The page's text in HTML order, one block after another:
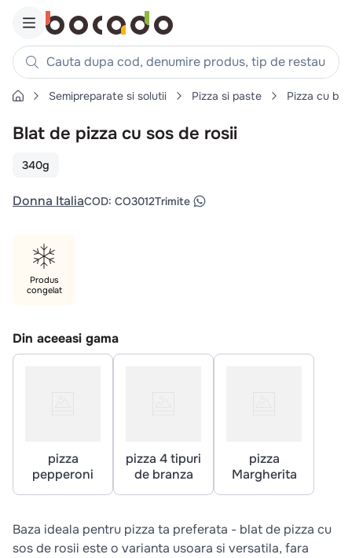
Cauta dupa cod, denumire produs, tip de restaurant,
Căutări populare
1. cartofi
. piept pui
4. chifle
coaste
ceafa
9. croissant
10.pizza
Semipreparate si solutii Pizza si paste Pizza cu
Blat de pizza cu sos de rosii
340g
Donna ItaliaCOD: CO3012Trimite
Produs
congelat
Din aceeasi gama
pizza
pepperoni
pizza 4 tipuri
de branza
pizza
Margherita
Baza ideala pentru pizza ta preferata - blat de pizza cu
sos de rosii este o varianta usoara si versatila, fara